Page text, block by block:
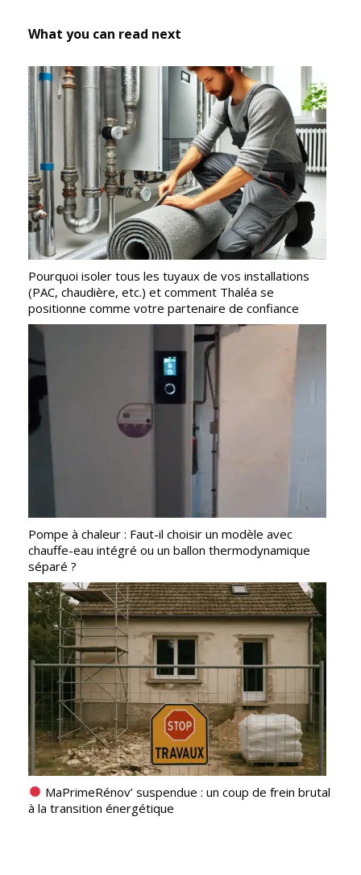
What you can read next
Pourquoi isoler tous les tuyaux de vos installations
(PAC, chaudière, etc.) et comment Thaléa se
positionne comme votre partenaire de confiance
Pompe à chaleur : Faut-il choisir un modèle avec
chauffe-eau intégré ou un ballon thermodynamique
séparé ?
MaPrimeRénov’ suspendue : un coup de frein brutal
à la transition énergétique